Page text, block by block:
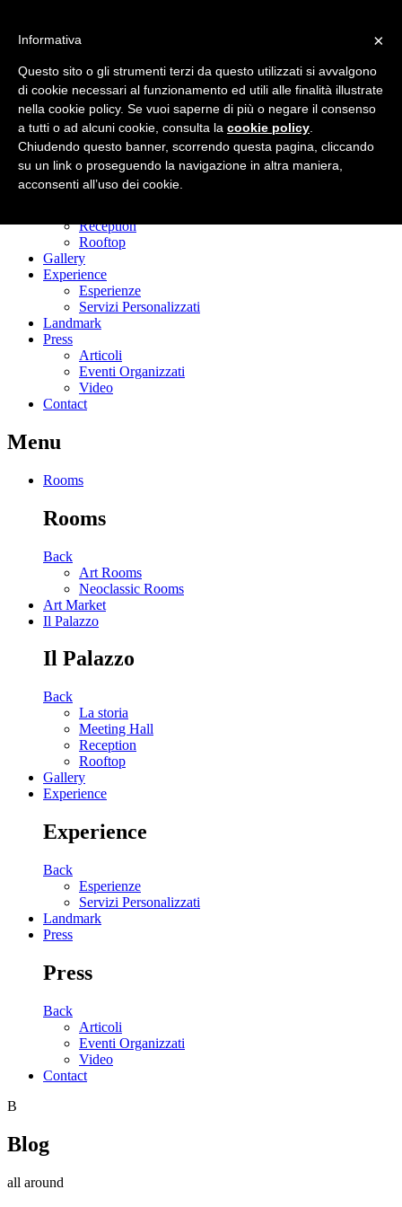
Rooms
Art Rooms
Neoclassic Rooms
Art Market
Il Palazzo
La storia
Reception
Rooftop
Gallery
Experience
Esperienze
Servizi Personalizzati
Landmark
Press
Articoli
Eventi Organizzati
Video
Contact
Menu
Rooms
Rooms
Back
Art Rooms
Neoclassic Rooms
Art Market
Il Palazzo
Il Palazzo
Back
La storia
Meeting Hall
Reception
Rooftop
Gallery
Experience
Experience
Back
Esperienze
Servizi Personalizzati
Landmark
Press
Press
Back
Articoli
Eventi Organizzati
Video
Contact
B
Blog
all around
×
Informativa
Questo sito o gli strumenti terzi da questo utilizzati si avvalgono
di cookie necessari al funzionamento ed utili alle finalità illustrate
nella cookie policy. Se vuoi saperne di più o negare il consenso
a tutti o ad alcuni cookie, consulta la cookie policy
Chiudendo questo banner, scorrendo questa pagina, cliccando
su un link o proseguendo la navigazione in altra maniera,
acconsenti all’uso dei cookie.